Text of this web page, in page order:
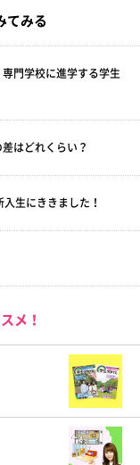
てみる
門学校に進学する学生
はどれくらい？
生にききました！
メ！